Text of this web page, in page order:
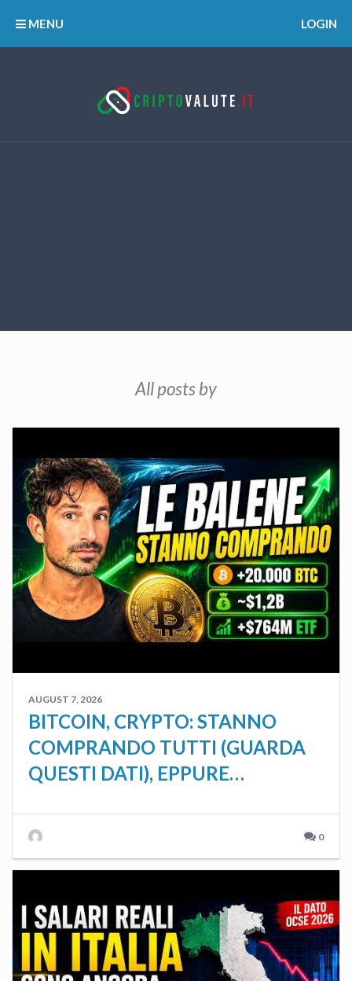
MENU LOGIN
All posts by
AUGUST 7, 2026
BITCOIN, CRYPTO: STANNO
COMPRANDO TUTTI (GUARDA
QUESTI DATI), EPPURE…
0